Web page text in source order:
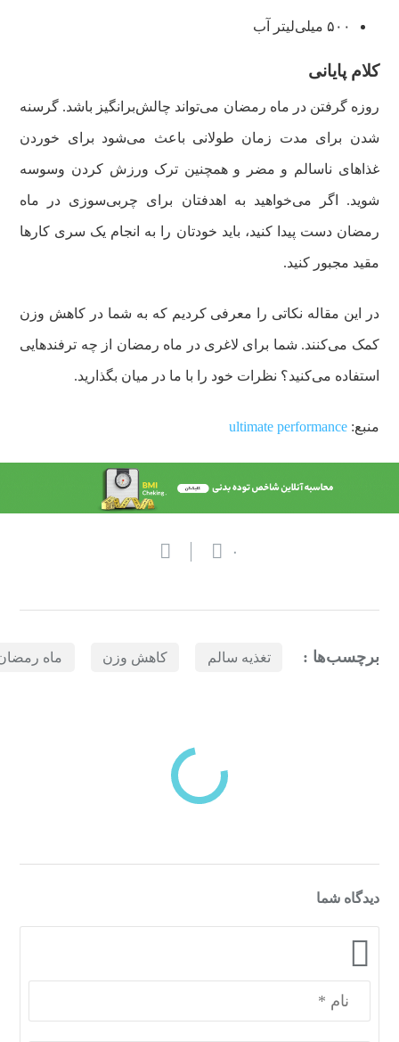
۵۰۰ میلی‌لیتر آب
کلام پایانی
روزه گرفتن در ماه رمضان می‌تواند چالش‌برانگیز باشد. گرسنه
شدن برای مدت زمان طولانی باعث می‌شود برای خوردن
غذاهای ناسالم و مضر و همچنین ترک ورزش کردن وسوسه
شوید. اگر می‌خواهید به اهدفتان برای چربی‌سوزی در ماه
رمضان دست پیدا کنید، باید خودتان را به انجام یک سری کارها
مقید مجبور کنید.
در این مقاله نکاتی را معرفی کردیم که به شما در کاهش وزن
کمک می‌کنند. شما برای لاغری در ماه رمضان از چه ترفندهایی
استفاده می‌کنید؟ نظرات خود را با ما در میان بگذارید.
منبع:ultimate performance
۰
برچسب‌ها : تغذیه سالم کاهش وزن ماه
دسته‌بندی‌های منتخب برای شما
دیدگاه شما